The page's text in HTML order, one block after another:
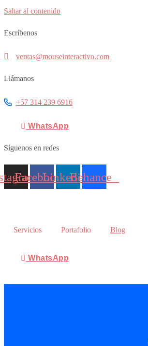
Saltar al contenido
Escríbenos
ventas@mouseinteractivo.com
Llámanos
+57 314 239 6916
WhatsApp
Síguenos en redes
FacebookLinkedinBehance
Servicios Portafolio Blog
WhatsApp